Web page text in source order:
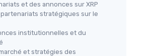
et des annonces sur XRP
stratégiques sur le
institutionnelles et du
et stratégies des